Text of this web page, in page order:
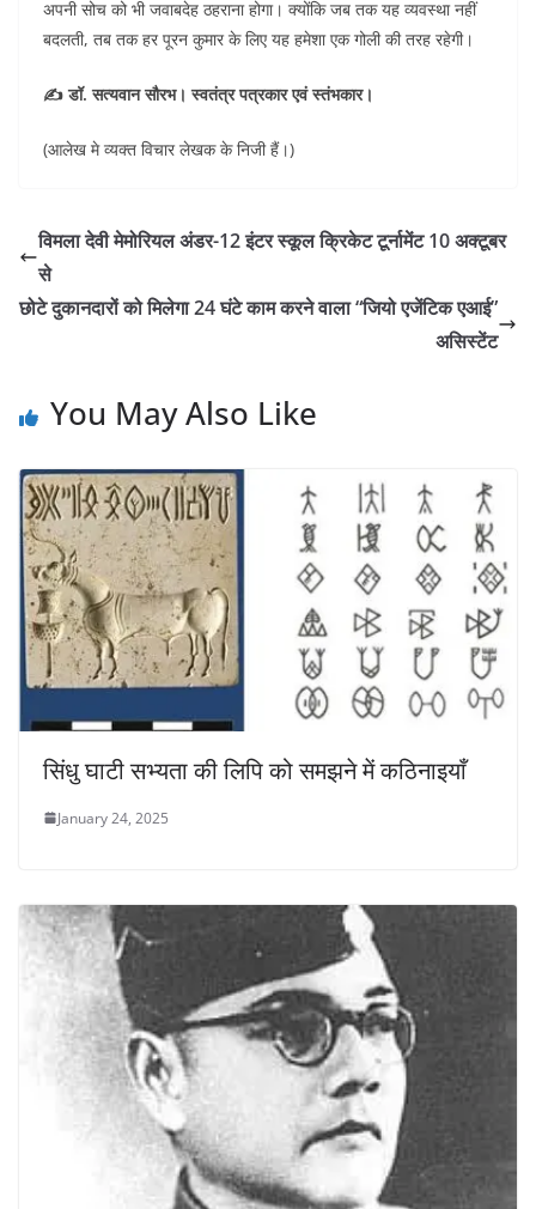
अपनी सोच को भी जवाबदेह ठहराना होगा। क्योंकि जब तक यह व्यवस्था नहीं
बदलती, तब तक हर पूरन कुमार के लिए यह हमेशा एक गोली की तरह रहेगी।
✍️ डॉ. सत्यवान सौरभ। स्वतंत्र पत्रकार एवं स्तंभकार।
(आलेख मे व्यक्त विचार लेखक के निजी हैं।)
विमला देवी मेमोरियल अंडर-12 इंटर स्कूल क्रिकेट टूर्नामेंट 10 अक्टूबर
से
छोटे दुकानदारों को मिलेगा 24 घंटे काम करने वाला “जियो एजेंटिक एआई”
असिस्टेंट
You May Also Like
सिंधु घाटी सभ्यता की लिपि को समझने में कठिनाइयाँ
January 24, 2025